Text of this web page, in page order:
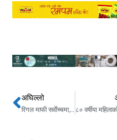
Prev
अघिल्लो
रिगल माफी सर्वाेच्चमा,राष्ट्रपतिमाथि प्रश्नैप्रश्न,आजदेखि अनसन